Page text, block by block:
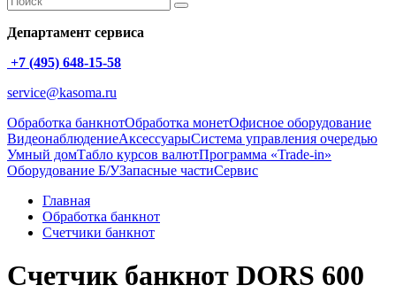
Департамент сервиса
+7 (495) 648-15-58
service@kasoma.ru
Обработка банкнотОбработка монетОфисное оборудование
ВидеонаблюдениеАксессуарыСистема управления очередью
Умный домТабло курсов валютПрограмма «Trade-in»
Оборудование Б/УЗапасные частиСервис
Главная
Обработка банкнот
Счетчики банкнот
Счетчик банкнот DORS 600